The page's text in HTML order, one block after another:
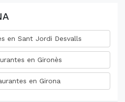
en Sant Jordi Desvalls
en Gironès
en Girona